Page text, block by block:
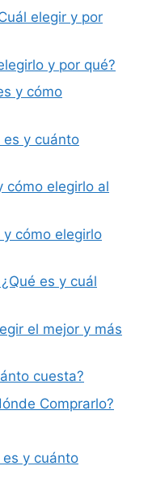
elegir y por
y por qué?
y cómo
y cuánto
cómo elegirlo al
cómo elegirlo
es y cuál
el mejor y más
cuesta?
Comprarlo?
y cuánto